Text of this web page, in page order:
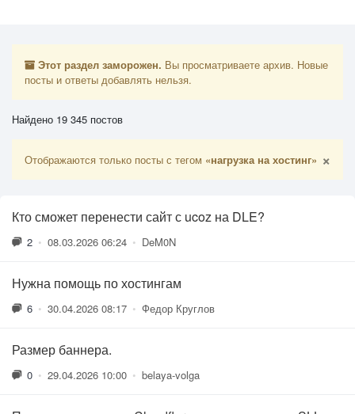
Этот раздел заморожен. Вы просматриваете архив. Новые
посты и ответы добавлять нельзя.
Найдено 19 345 постов
Отображаются только посты с тегом «нагрузка на хостинг» ×
Кто сможет перенести сайт с ucoz на DLE?
2 • 08.03.2026 06:24 • DeM0N
Нужна помощь по хостингам
6 • 30.04.2026 08:17 • Федор Круглов
Размер баннера.
0 • 29.04.2026 10:00 • belaya-volga